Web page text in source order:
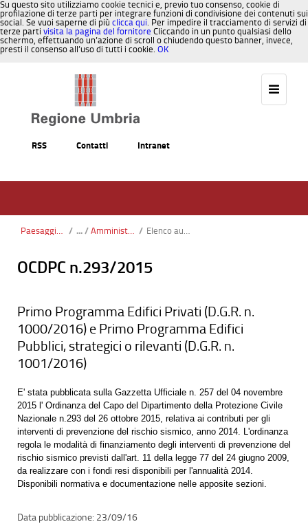
Su questo sito utilizziamo cookie tecnici e, previo tuo consenso, cookie di
profilazione di terze parti per integrare funzioni di condivisione dei contenuti sui
social. Se vuoi saperne di più clicca qui. Per impedire il tracciamento di servizi di
terze parti visita la pagina del fornitore Cliccando in un punto qualsiasi dello
schermo, effettuando un’azione di scroll o chiudendo questo banner, invece,
presti il consenso all’uso di tutti i cookie. OK
RSS Contatti Intranet
Paesaggio, Territorio, Urbanistica / Amministrare il paesaggio / Elenco aut paesagg 28_02_2018.pdf
OCDPC n.293/2015
Primo Programma Edifici Privati (D.G.R. n.
1000/2016) e Primo Programma Edifici
Pubblici, strategici o rilevanti (D.G.R. n.
1001/2016)
E' stata pubblicata sulla Gazzetta Ufficiale n. 257 del 04 novembre
2015 l' Ordinanza del Capo del Dipartimento della Protezione Civile
Nazionale n.293 del 26 ottobre 2015, relativa ai contributi per gli
interventi di prevenzione del rischio sismico, anno 2014. L'ordinanza
regola le modalità di finanziamento degli interventi di prevenzione del
rischio sismico previsti dall'art. 11 della legge 77 del 24 giugno 2009,
da realizzare con i fondi resi disponibili per l'annualità 2014.
Disponibili normativa e documentazione nelle apposite sezioni.
23/09/16